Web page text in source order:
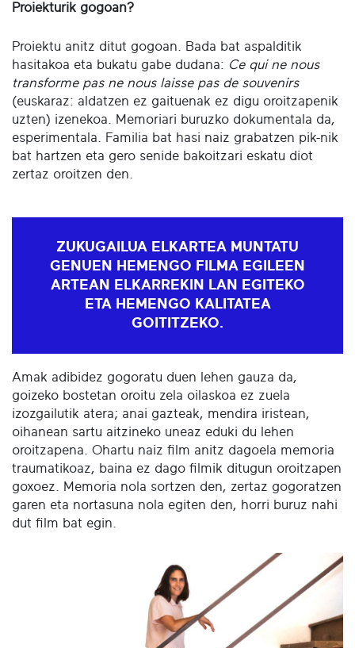
Proiekturik gogoan?
Proiektu anitz ditut gogoan. Bada bat aspalditik
hasitakoa eta bukatu gabe dudana: Ce qui ne nous
transforme pas ne nous laisse pas de souvenirs
(euskaraz: aldatzen ez gaituenak ez digu oroitzapenik
uzten) izenekoa. Memoriari buruzko dokumentala da,
esperimentala. Familia bat hasi naiz grabatzen pik-nik
bat hartzen eta gero senide bakoitzari eskatu diot
zertaz oroitzen den.
ZUKUGAILUA ELKARTEA MUNTATU
GENUEN HEMENGO FILMA EGILEEN
ARTEAN ELKARREKIN LAN EGITEKO
ETA HEMENGO KALITATEA
GOITITZEKO.
Amak adibidez gogoratu duen lehen gauza da,
goizeko bostetan oroitu zela oilaskoa ez zuela
izozgailutik atera; anai gazteak, mendira iristean,
oihanean sartu aitzineko uneaz eduki du lehen
oroitzapena. Ohartu naiz film anitz dagoela memoria
traumatikoaz, baina ez dago filmik ditugun oroitzapen
goxoez. Memoria nola sortzen den, zertaz gogoratzen
garen eta nortasuna nola egiten den, horri buruz nahi
dut film bat egin.